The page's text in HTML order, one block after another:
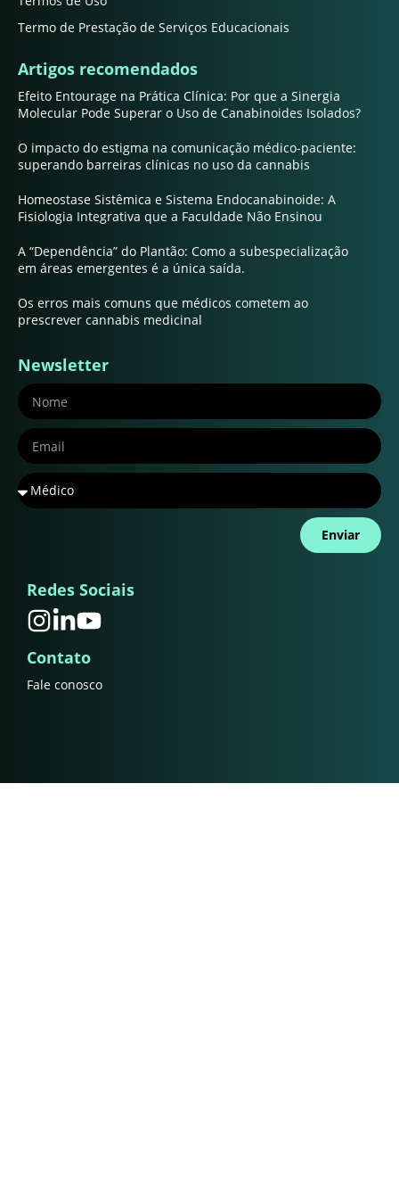
Termo de Prestação de Serviços Educacionais
Artigos recomendados
Efeito Entourage na Prática Clínica: Por que a Sinergia
Molecular Pode Superar o Uso de Canabinoides Isolados?
O impacto do estigma na comunicação médico-paciente:
superando barreiras clínicas no uso da cannabis
Homeostase Sistêmica e Sistema Endocanabinoide: A
Fisiologia Integrativa que a Faculdade Não Ensinou
A “Dependência” do Plantão: Como a subespecialização
em áreas emergentes é a única saída.
Os erros mais comuns que médicos cometem ao
prescrever cannabis medicinal
Newsletter
Enviar
Redes Sociais
Contato
Fale conosco